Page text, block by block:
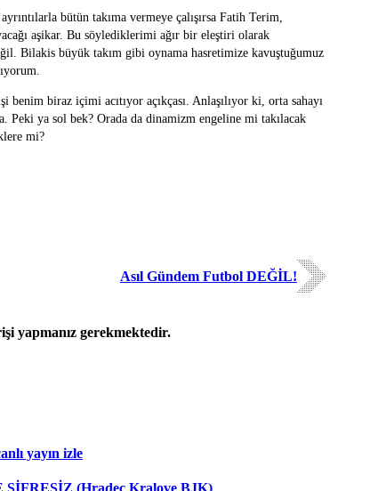
bütün takıma vermeye çalışırsa Fatih Terim,
aşikar. Bu söylediklerimi ağır bir eleştiri olarak
Bilakis büyük takım gibi oynama hasretimize kavuştuğumuz
biraz içimi acıtıyor açıkçası. Anlaşılıyor ki, orta sahayı
Peki ya sol bek? Orada da dinamizm engeline mi takılacak
mi?
Asıl Gündem Futbol DEĞİL!
yapmanız gerekmektedir.
yayın izle